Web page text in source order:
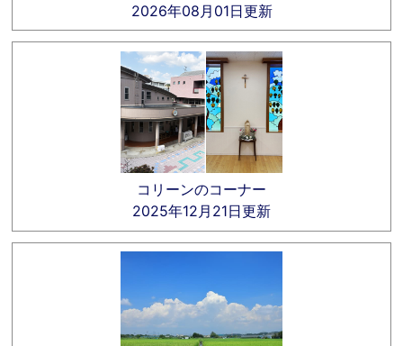
2026年08月01日更新
コリーンのコーナー
2025年12月21日更新